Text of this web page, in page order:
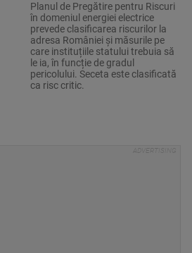
Planul de Pregătire pentru Riscuri
în domeniul energiei electrice
prevede clasificarea riscurilor la
adresa României și măsurile pe
care instituțiile statului trebuia să
le ia, în funcție de gradul
pericolului. Seceta este clasificată
ca risc critic.